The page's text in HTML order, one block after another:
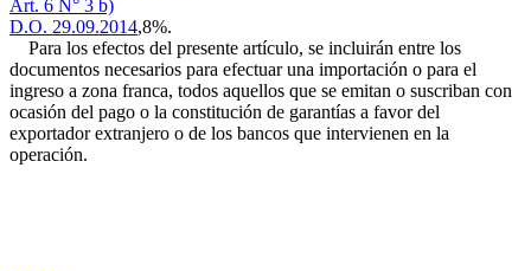
Art. 6 N° 3 b)
D.O. 29.09.2014,8%.
Para los efectos del presente artículo, se incluirán entre los
documentos necesarios para efectuar una importación o para el
ingreso a zona franca, todos aquellos que se emitan o suscriban con
ocasión del pago o la constitución de garantías a favor del
exportador extranjero o de los bancos que intervienen en la
operación.